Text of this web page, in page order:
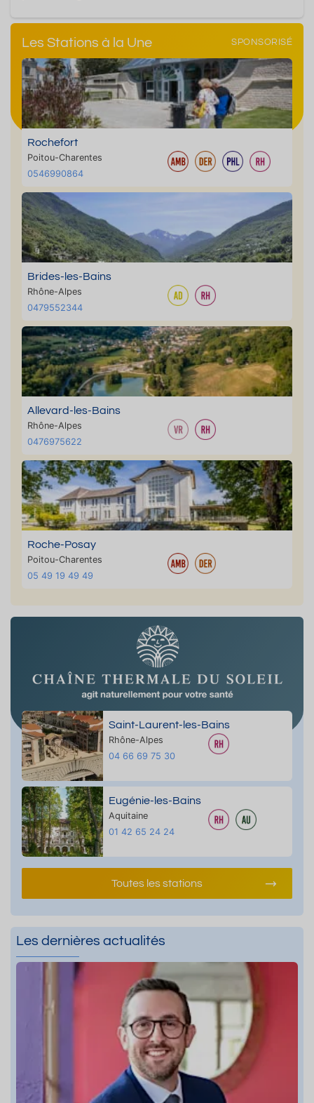
Les Stations à la Une SPONSORISÉ
Rochefort
Poitou-Charentes
0546990864
Brides-les-Bains
Rhône-Alpes
0479552344
Allevard-les-Bains
Rhône-Alpes
0476975622
Roche-Posay
Poitou-Charentes
05 49 19 49 49
Saint-Laurent-les-Bains
Rhône-Alpes
04 66 69 75 30
Eugénie-les-Bains
Aquitaine
01 42 65 24 24
Toutes les stations
Les dernières actualités